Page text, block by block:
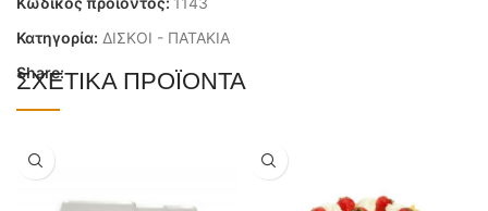
Κατηγορία: ΔΙΣΚΟΙ - ΠΑΤΑΚΙΑ
Share:
ΣΧΕΤΙΚΆ ΠΡΟΪΌΝΤΑ